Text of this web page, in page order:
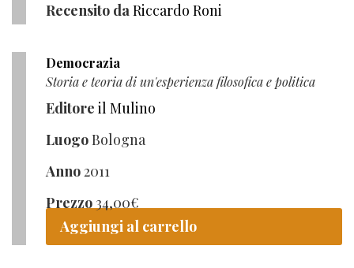
Recensito daRiccardo Roni
Democrazia
Storia e teoria di un'esperienza filosofica e politica
Editore il Mulino
LuogoBologna
Anno2011
Prezzo 34,00€
Aggiungi al carrello